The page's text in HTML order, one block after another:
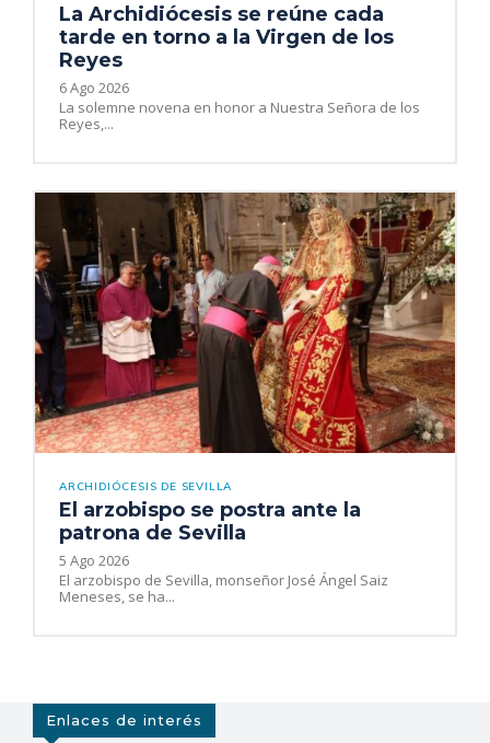
La Archidiócesis se reúne cada
tarde en torno a la Virgen de los
Reyes
6 Ago 2026
La solemne novena en honor a Nuestra Señora de los
Reyes,...
ARCHIDIÓCESIS DE SEVILLA
El arzobispo se postra ante la
patrona de Sevilla
5 Ago 2026
El arzobispo de Sevilla, monseñor José Ángel Saiz
Meneses, se ha...
Enlaces de interés